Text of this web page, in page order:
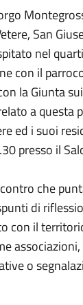
San
nel
con il
la Giunta
a questa
ed i suoi
presso il
che
di
con il
o